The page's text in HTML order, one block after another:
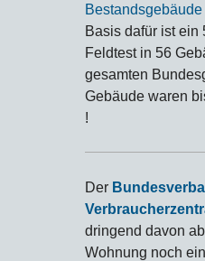
Basis dafür ist ein
Feldtest in 56
gesamten
Gebäude waren
!
Der
dringend davon
Wohnung noch